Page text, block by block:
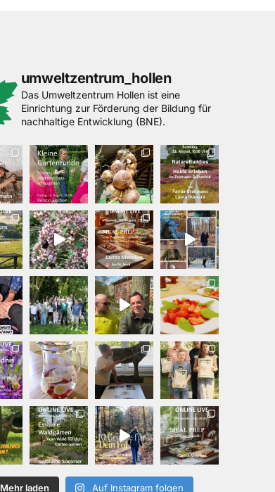
umweltzentrum_hollen
Das Umweltzentrum Hollen ist eine
Einrichtung zur Förderung der Bildung für
nachhaltige Entwicklung (BNE).
Mehr laden Auf Instagram folgen